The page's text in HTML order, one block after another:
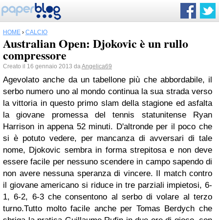
HOME › CALCIO
Australian Open: Djokovic è un rullo
compressore
Creato il 16 gennaio 2013 daAngelica69
Agevolato anche da un tabellone più che abbordabile, il
serbo numero uno al mondo continua la sua strada verso
la vittoria in questo primo slam della stagione ed asfalta
la giovane promessa del tennis statunitense Ryan
Harrison in appena 52 minuti. D'altronde per il poco che
si è potuto vedere, per mancanza di avversari di tale
nome, Djokovic sembra in forma strepitosa e non deve
essere facile per nessuno scendere in campo sapendo di
non avere nessuna speranza di vincere. Il match contro
il giovane americano si riduce in tre parziali impietosi, 6-
1, 6-2, 6-3 che consentono al serbo di volare al terzo
turno.Tutto molto facile anche per Tomas Berdych che